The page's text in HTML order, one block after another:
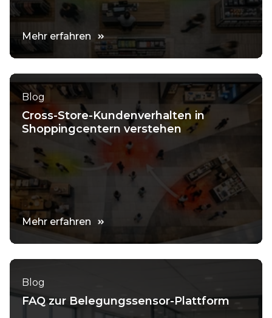
Mehr erfahren
Blog
Cross-Store-Kundenverhalten in
Shoppingcentern verstehen
Mehr erfahren
Blog
FAQ zur Belegungssensor-Plattform